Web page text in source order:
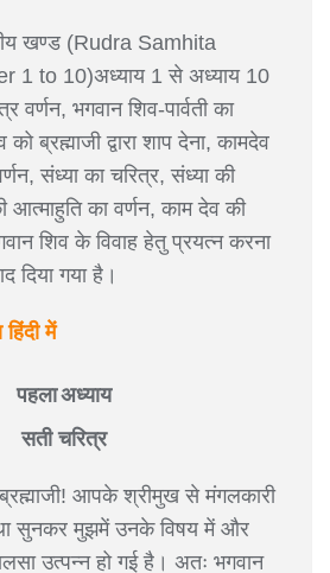
खण्ड (Rudra Samhita
1 to 10)अध्याय 1 से अध्याय 10
वर्णन, भगवान शिव-पार्वती का
ब्रह्माजी द्वारा शाप देना, कामदेव
संध्या का चरित्र, संध्या की
आत्माहुति का वर्णन, काम देव की
शिव के विवाह हेतु प्रयत्न करना
दिया गया है।
हिंदी में
पहला अध्याय
सती चरित्र
आपके श्रीमुख से मंगलकारी
सुनकर मुझमें उनके विषय में और
उत्पन्न हो गई है। अतः भगवान